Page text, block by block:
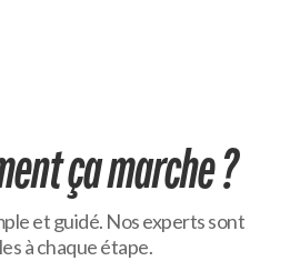
ça marche ?
et guidé. Nos experts sont
à chaque étape.